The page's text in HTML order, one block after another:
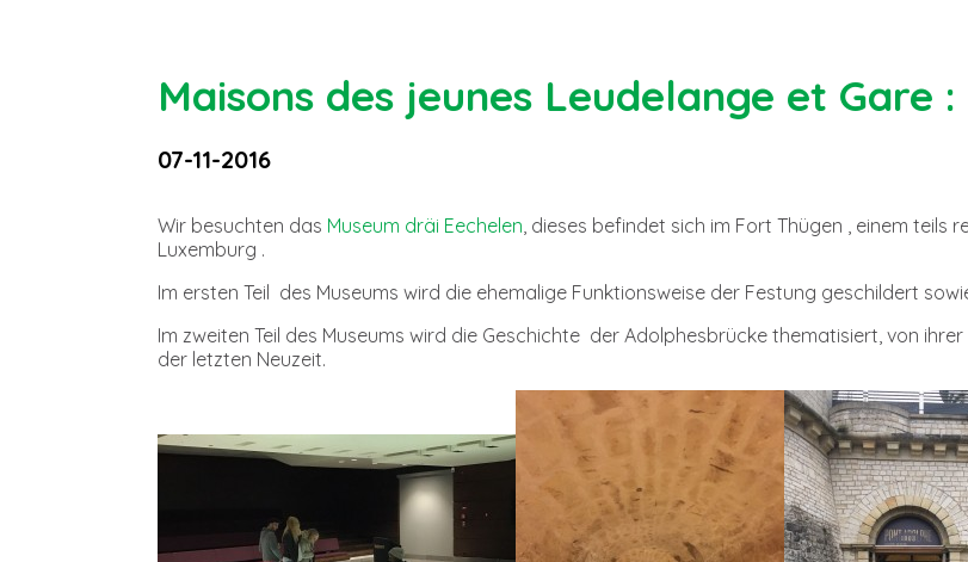
Maisons des jeunes Leudelange et Gare
07-11-2016
Wir besuchten das Museum dräi Eechelen , dieses befindet sich im Fort Thügen , einem
Luxemburg .
Im ersten Teil des Museums wird die ehemalige Funktionsweise der Festung geschildert
Im zweiten Teil des Museums wird die Geschichte der Adolphesbrücke thematisiert, von
der letzten Neuzeit.